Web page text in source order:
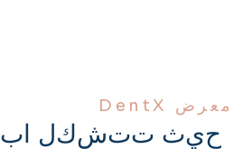
معرض DentX
حيث تتشكل اب